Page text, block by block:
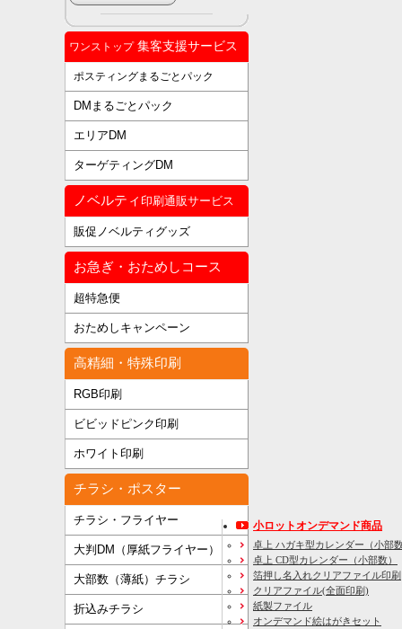
ワンストップ集客支援サービス
ポスティングまるごとパック
DMまるごとパック
エリアDM
ターゲティングDM
ノベルティ 印刷通販サービス
販促ノベルティグッズ
お急ぎ・おためしコース
超特急便
おためしキャンペーン
高精細・特殊印刷
RGB印刷
ビビッドピンク印刷
ホワイト印刷
チラシ・ポスター
チラシ・フライヤー
大判DM（厚紙フライヤー）
大部数（薄紙）チラシ
折込みチラシ
小ロットオンデマンド商品
卓上 ハガキ型カレンダー（小部
卓上 CD型カレンダー（小部数）
箔押し名入れクリアファイル印刷
クリアファイル(全面印刷)
紙製ファイル
オンデマンド絵はがきセット